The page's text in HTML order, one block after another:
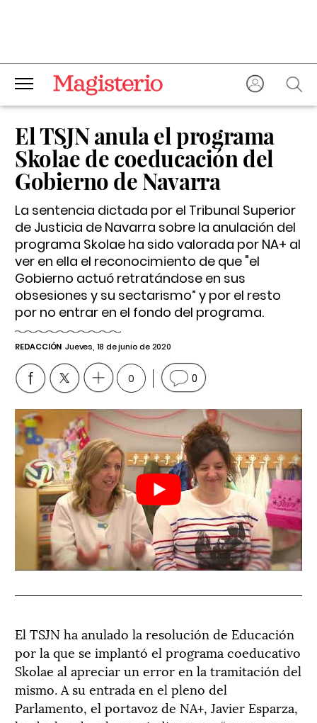
El TSJN anula el programa
Skolae de coeducación del
Gobierno de Navarra
La sentencia dictada por el Tribunal Superior
de Justicia de Navarra sobre la anulación del
programa Skolae ha sido valorada por NA+ al
ver en ella el reconocimiento de que "el
Gobierno actuó retratándose en sus
obsesiones y su sectarismo” y por el resto
por no entrar en el fondo del programa.
REDACCIÓN Jueves, 18 de junio de 2020
0 0
El TSJN ha anulado la resolución de Educación
por la que se implantó el programa coeducativo
Skolae al apreciar un error en la tramitación del
mismo. A su entrada en el pleno del
Parlamento, el portavoz de NA+, Javier Esparza,